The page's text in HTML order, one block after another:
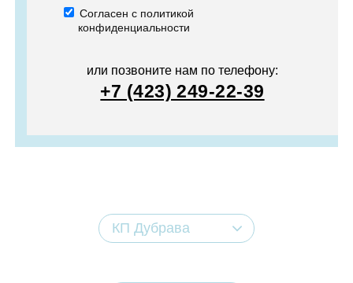
Согласен с политикой
конфиденциальности
или позвоните нам по телефону:
+7 (423) 249-22-39
КП Дубрава